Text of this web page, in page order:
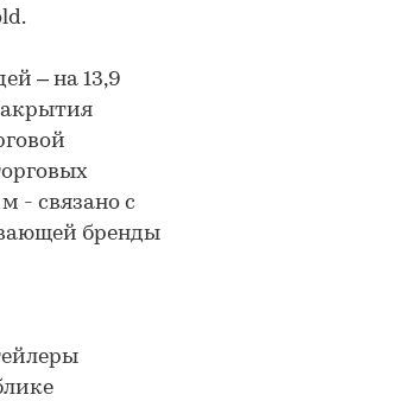
– на 13,9
- связано с
бренды